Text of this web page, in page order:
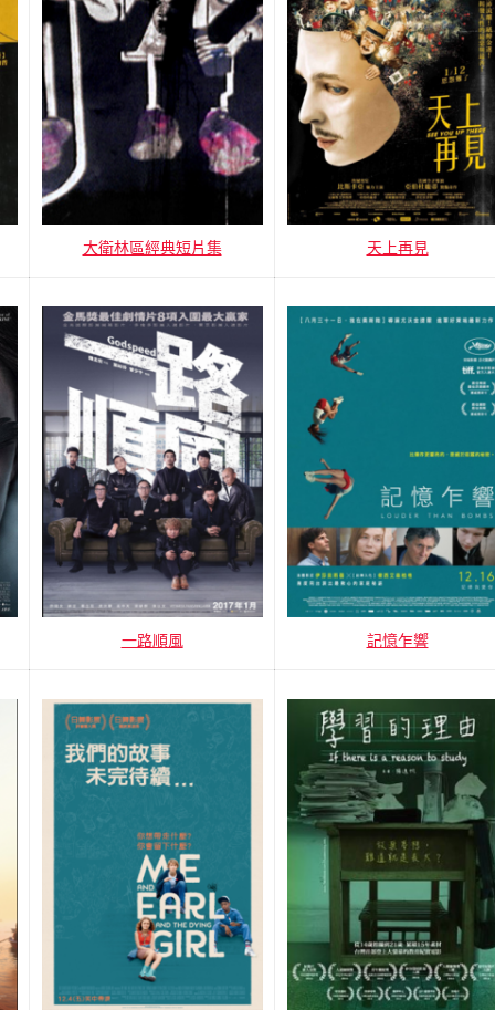
大衛林區經典短片集 天上再見
一路順風 記憶乍響